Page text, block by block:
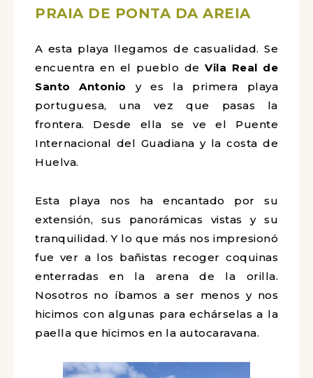
nuestro paso por allí. Suele ser la ruta
PRAIA DE PONTA DA AREIA
Vila Real de
frontera. Desde ella se ve el Puente
Internacional del Guadiana y la costa de
Huelva.
extensión, sus panorámicas vistas y su
tranquilidad. Y lo que más nos
impresionó fue ver a los bañistas
recoger coquinas enterradas en la